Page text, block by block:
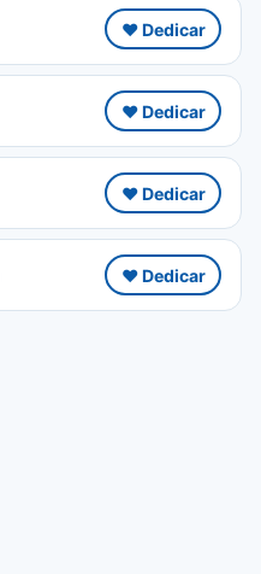
❤️ Dedicar
❤️ Dedicar
❤️ Dedicar
❤️ Dedicar